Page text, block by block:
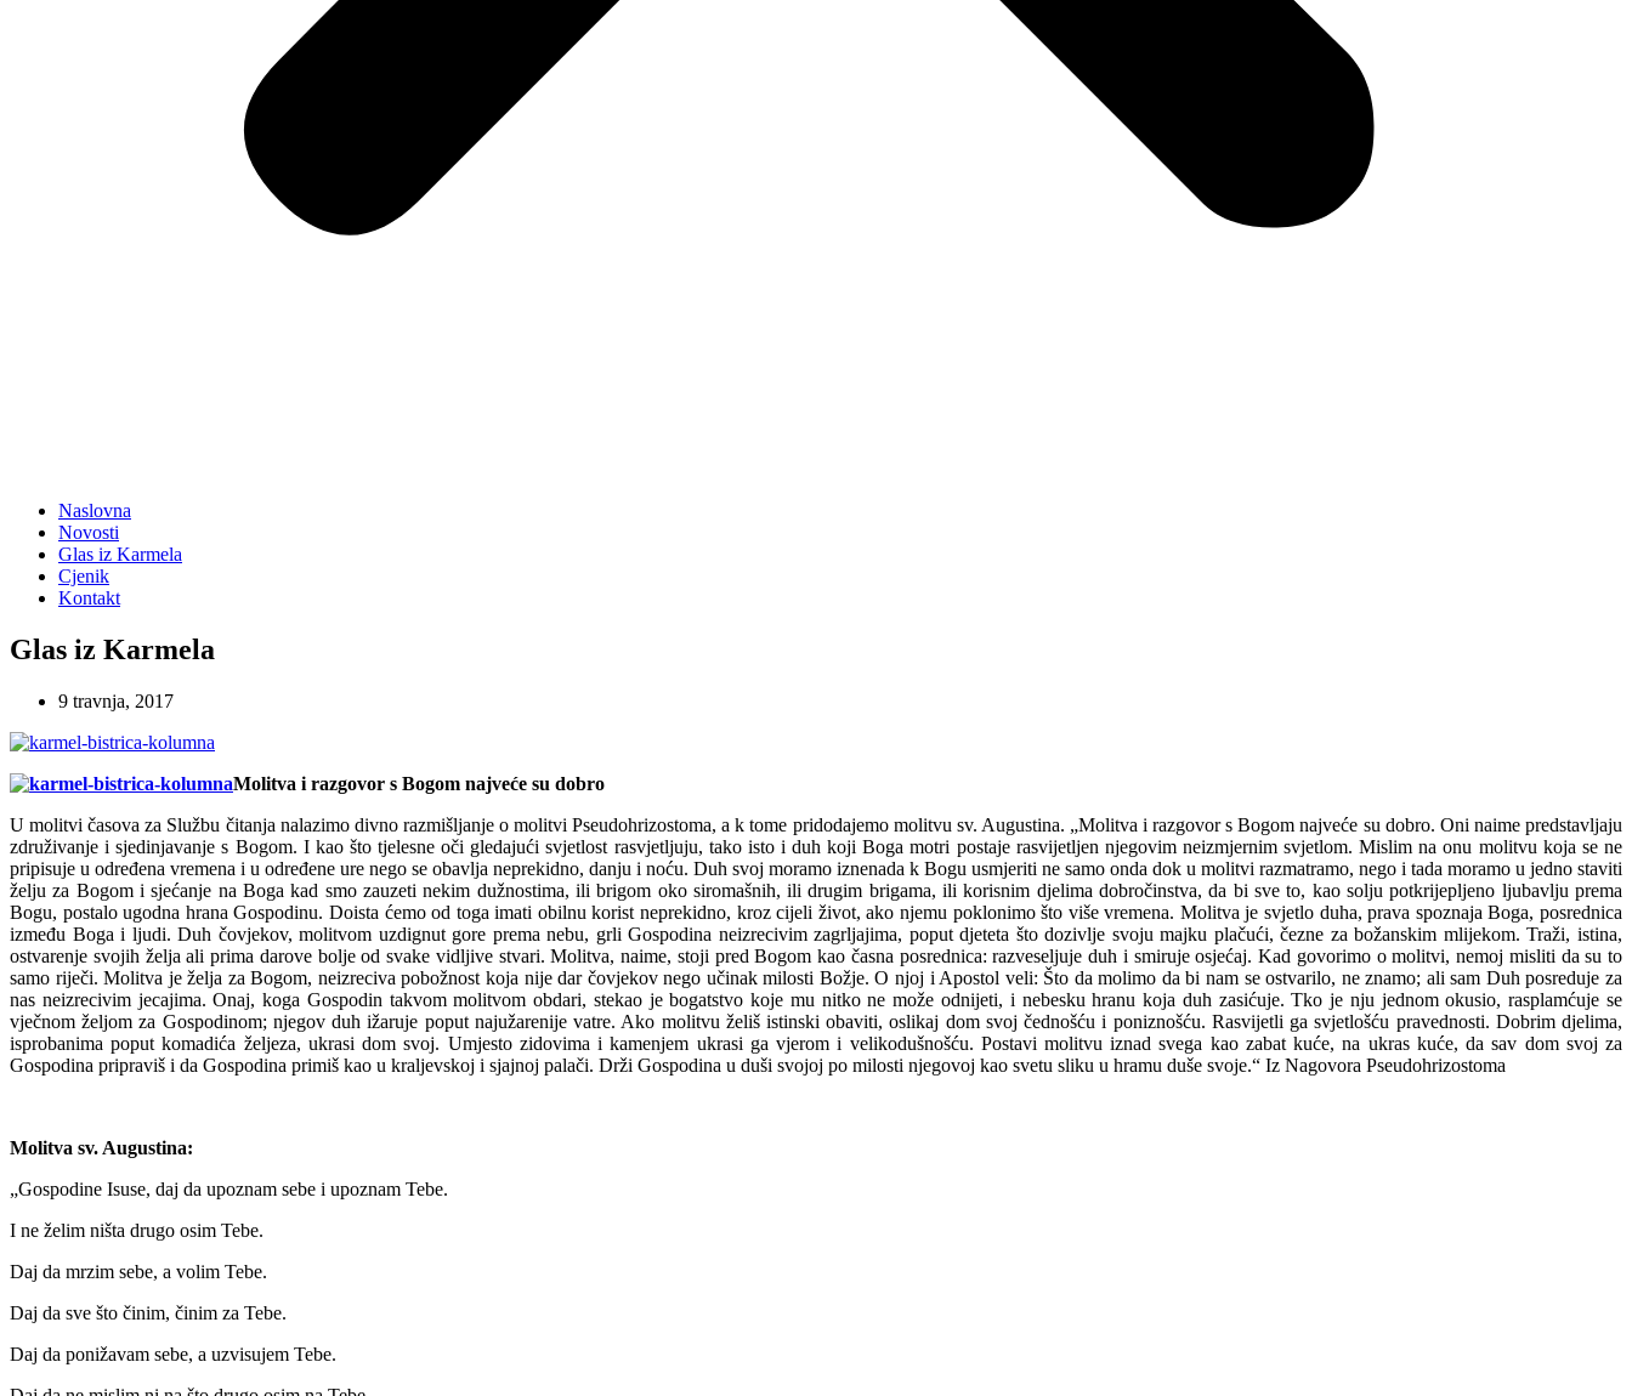
Naslovna
Novosti
Glas iz Karmela
Cjenik
Kontakt
Glas iz Karmela
9 travnja, 2017
Molitva i razgovor s Bogom najveće su dobro
U molitvi časova za Službu čitanja nalazimo divno razmišljanje o molitvi Pseudohrizostoma, a k tome pridodajemo molitvu sv. Augustina. „Molitva i razgovor s Bogom najveće su dobro. Oni naime predstavljaju
združivanje i sjedinjavanje s Bogom. I kao što tjelesne oči gledajući svjetlost rasvjetljuju, tako isto i duh koji Boga motri postaje rasvijetljen njegovim neizmjernim svjetlom. Mislim na onu molitvu koja se ne
pripisuje u određena vremena i u određene ure nego se obavlja neprekidno, danju i noću. Duh svoj moramo iznenada k Bogu usmjeriti ne samo onda dok u molitvi razmatramo, nego i tada moramo u jedno staviti
želju za Bogom i sjećanje na Boga kad smo zauzeti nekim dužnostima, ili brigom oko siromašnih, ili drugim brigama, ili korisnim djelima dobročinstva, da bi sve to, kao solju potkrijepljeno ljubavlju prema
Bogu, postalo ugodna hrana Gospodinu. Doista ćemo od toga imati obilnu korist neprekidno, kroz cijeli život, ako njemu poklonimo što više vremena. Molitva je svjetlo duha, prava spoznaja Boga, posrednica
između Boga i ljudi. Duh čovjekov, molitvom uzdignut gore prema nebu, grli Gospodina neizrecivim zagrljajima, poput djeteta što dozivlje svoju majku plačući, čezne za božanskim mlijekom. Traži, istina,
ostvarenje svojih želja ali prima darove bolje od svake vidljive stvari. Molitva, naime, stoji pred Bogom kao časna posrednica: razveseljuje duh i smiruje osjećaj. Kad govorimo o molitvi, nemoj misliti da su to
samo riječi. Molitva je želja za Bogom, neizreciva pobožnost koja nije dar čovjekov nego učinak milosti Božje. O njoj i Apostol veli: Što da molimo da bi nam se ostvarilo, ne znamo; ali sam Duh posreduje za
nas neizrecivim jecajima. Onaj, koga Gospodin takvom molitvom obdari, stekao je bogatstvo koje mu nitko ne može odnijeti, i nebesku hranu koja duh zasićuje. Tko je nju jednom okusio, rasplamćuje se
vječnom željom za Gospodinom; njegov duh ižaruje poput najužarenije vatre. Ako molitvu želiš istinski obaviti, oslikaj dom svoj čednošću i poniznošću. Rasvijetli ga svjetlošću pravednosti. Dobrim djelima,
isprobanima poput komadića željeza, ukrasi dom svoj. Umjesto zidovima i kamenjem ukrasi ga vjerom i velikodušnošću. Postavi molitvu iznad svega kao zabat kuće, na ukras kuće, da sav dom svoj za
Gospodina pripraviš i da Gospodina primiš kao u kraljevskoj i sjajnoj palači. Drži Gospodina u duši svojoj po milosti njegovoj kao svetu sliku u hramu duše svoje.“ Iz Nagovora Pseudohrizostoma
Molitva sv. Augustina:
„Gospodine Isuse, daj da upoznam sebe i upoznam Tebe.
I ne želim ništa drugo osim Tebe.
Daj da mrzim sebe, a volim Tebe.
Daj da sve što činim, činim za Tebe.
Daj da ponižavam sebe, a uzvisujem Tebe.